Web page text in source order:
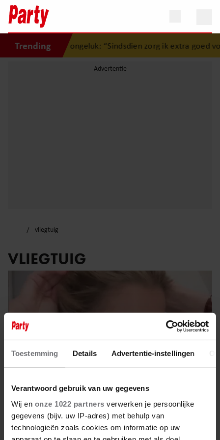
Toestemming Details Advertentie-instellingen
Verantwoord gebruik van uw gegevens
Wij en onze 1022 partners verwerken je persoonlijke
gegevens (bijv. uw IP-adres) met behulp van
technologieën zoals cookies om informatie op uw
Trending
over zwaar ongeluk: “Sindsdien zorg ik extra goed
vliegtuig
VLIEGTUIG
10 april 2025